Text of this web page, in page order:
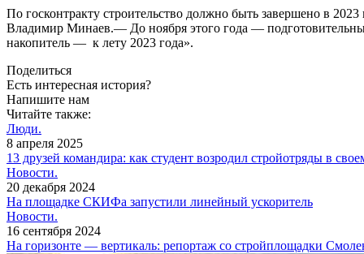
По госконтракту строительство должно быть завершено в
Владимир Минаев.— До ноября этого года —
накопитель — к лету 2023 года».
Поделиться
Есть интересная история?
Напишите нам
Читайте также:
Люди.
8 апреля 2025
13 друзей командира: как студент возродил стройотряды в
Новости.
20 декабря 2024
На площадке СКИФа запустили линейный ускоритель
Новости.
16 сентября 2024
На горизонте — вертикаль: репортаж со стройплощадки